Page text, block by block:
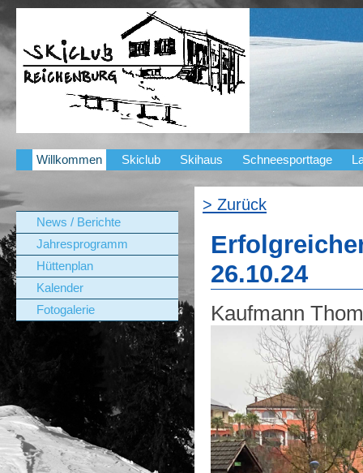
Willkommen Skiclub Skihaus Schneesporttage
News / Berichte
Jahresprogramm
Hüttenplan
Kalender
Fotogalerie
> Zurück
26.10.24
Kaufmann